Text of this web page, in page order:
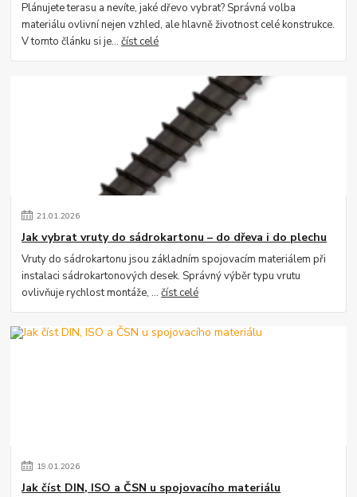
Plánujete terasu a nevíte, jaké dřevo vybrat? Správná volba
materiálu ovlivní nejen vzhled, ale hlavně životnost celé konstrukce.
V tomto článku si je...číst celé
21.01.2026
Jak vybrat vruty do sádrokartonu – do dřeva i do plechu
Vruty do sádrokartonu jsou základním spojovacím materiálem při
instalaci sádrokartonových desek. Správný výběr typu vrutu
ovlivňuje rychlost montáže, ...číst celé
19.01.2026
Jak číst DIN, ISO a ČSN u spojovacího materiálu